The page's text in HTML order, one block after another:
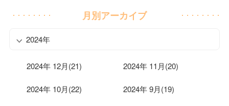
月別アーカイブ
2024年
2024年 12月(21) 2024年 11月(20)
2024年 10月(22) 2024年 9月(19)